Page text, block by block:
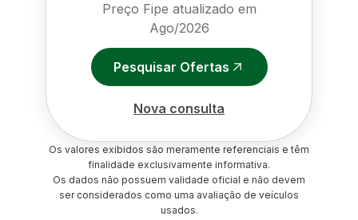
Preço Fipe atualizado em
Ago/2026
Pesquisar Ofertas
Nova consulta
Os valores exibidos são meramente referenciais e têm
finalidade exclusivamente informativa.
Os dados não possuem validade oficial e não devem
ser considerados como uma avaliação de veículos
usados.